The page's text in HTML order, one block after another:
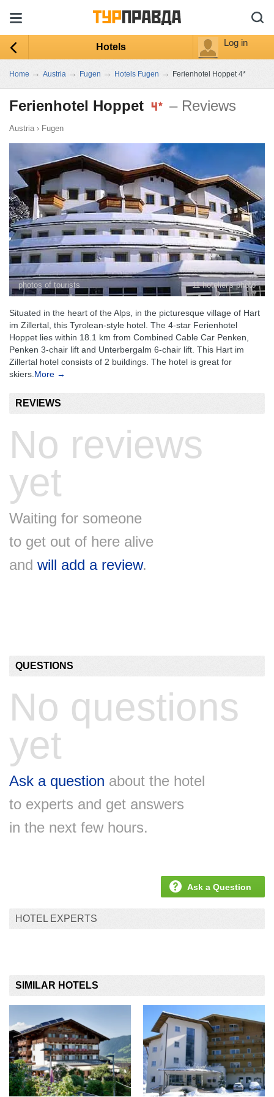
Hotels Log in
Home → Austria → Fugen → Hotels Fugen → Ferienhotel Hoppet 4*
Ferienhotel Hoppet – Reviews
Austria › Fugen
photos of tourists 11 hotelier's photo
Situated in the heart of the Alps, in the picturesque village of Hart
im Zillertal, this Tyrolean-style hotel. The 4-star Ferienhotel
Hoppet lies within 18.1 km from Combined Cable Car Penken,
Penken 3-chair lift and Unterbergalm 6-chair lift. This Hart im
Zillertal hotel consists of 2 buildings. The hotel is great for
skiers. More →
REVIEWS
No reviews
yet
Waiting for someone
to get out of here alive
and will add a review.
QUESTIONS
No questions
yet
Ask a question about the hotel
to experts and get answers
in the next few hours.
Ask a Question
HOTEL EXPERTS
SIMILAR HOTELS